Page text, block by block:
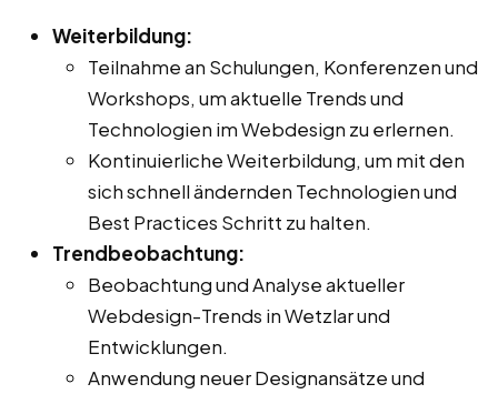
Weiterbildung:
Teilnahme an Schulungen, Konferenzen und
Workshops, um aktuelle Trends und
Technologien im Webdesign zu erlernen.
Kontinuierliche Weiterbildung, um mit den
sich schnell ändernden Technologien und
Best Practices Schritt zu halten.
Trendbeobachtung:
Beobachtung und Analyse aktueller
Webdesign-Trends in Wetzlar und
Entwicklungen.
Anwendung neuer Designansätze und